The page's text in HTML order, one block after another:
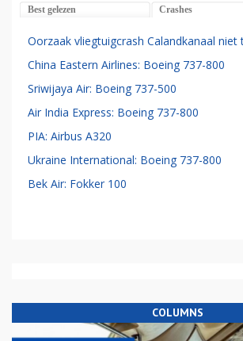
Best gelezen Crashes
Oorzaak vliegtuigcrash Calandkanaal niet
China Eastern Airlines: Boeing 737-800
Sriwijaya Air: Boeing 737-500
Air India Express: Boeing 737-800
PIA: Airbus A320
Ukraine International: Boeing 737-800
Bek Air: Fokker 100
COLUMNS